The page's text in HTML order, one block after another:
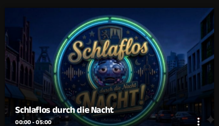
Schlaflos durch die Nacht
00:00 - 05:00 more_vert